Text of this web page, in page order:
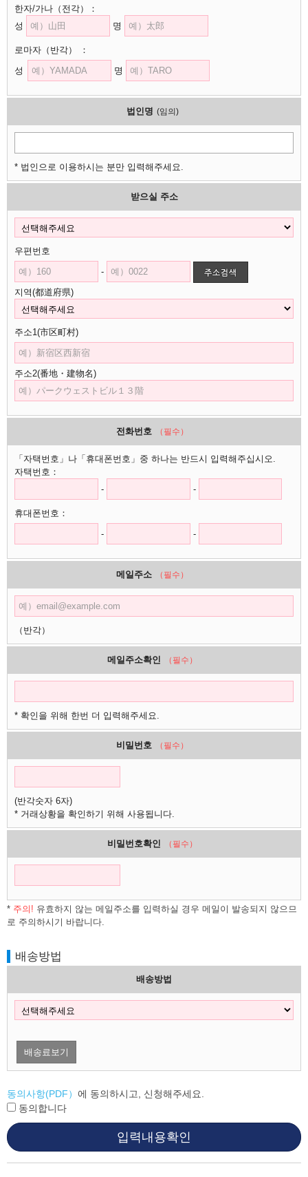
한자/가나 （전각）
：
성
명
로마자 （반각）
：
성
명
법인명 (임의)
* 법인으로 이용하시는 분만 입력해주세요.
받으실 주소
우편번호
-
지역(都道府県)
주소1(市区町村)
주소2(番地・建物名)
전화번호 （필수）
「자택번호」나「휴대폰번호」중 하나는 반드시 입력해주십시오.
자택번호：
-
-
휴대폰번호：
-
-
메일주소 （필수）
（반각）
메일주소확인 （필수）
* 확인을 위해 한번 더 입력해주세요.
비밀번호 （필수）
(반각숫자 6자)
* 거래상황을 확인하기 위해 사용됩니다.
비밀번호확인 （필수）
* 주의! 유효하지 않는 메일주소를 입력하실 경우 메일이 발송되지 않으므
로 주의하시기 바랍니다.
배송방법
배송방법
배송료보기
동의사항(PDF） 에 동의하시고, 신청해주세요.
동의합니다
입력내용확인